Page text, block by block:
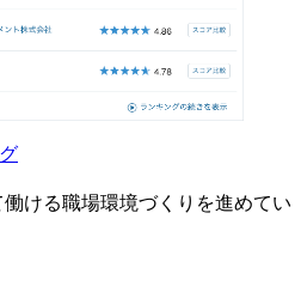
ける職場環境づくりを進めてい